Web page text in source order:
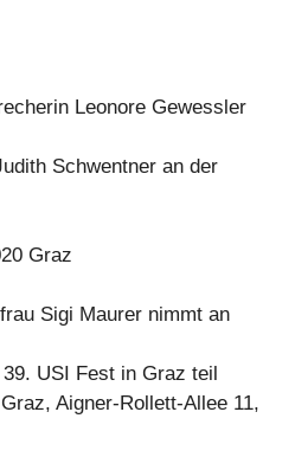
Leonore Gewessler
Schwentner an der
Graz
Sigi Maurer nimmt an
USI Fest in Graz teil
Aigner-Rollett-Allee 11,